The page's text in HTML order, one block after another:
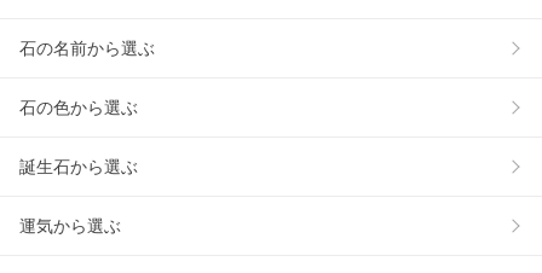
石の名前から選ぶ
石の色から選ぶ
誕生石から選ぶ
運気から選ぶ